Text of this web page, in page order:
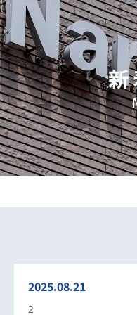
新
2025.08.21
2